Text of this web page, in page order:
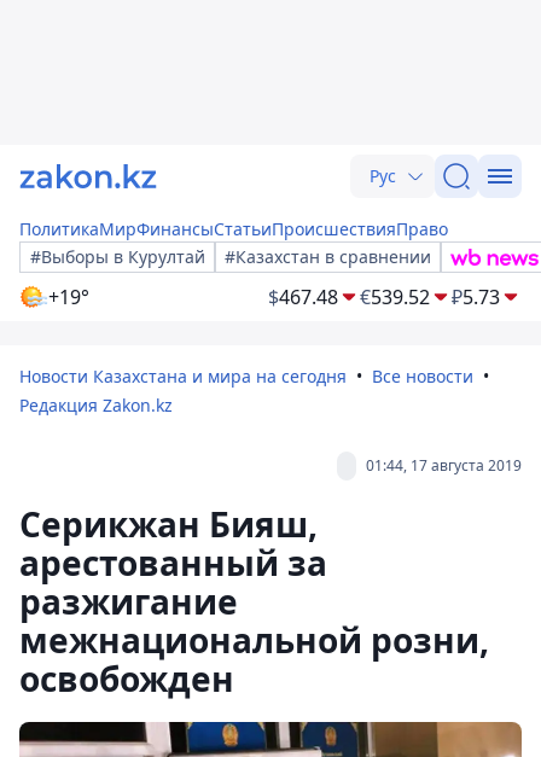
Рус
ПолитикаМирФинансыСтатьиПроисшествияПраво
#Выборы в Курултай
#Казахстан в сравнении
+19° $467.48 €539.52 ₽5.73
Новости Казахстана и мира на сегодня
Все новости
Редакция Zakon.kz
01:44, 17 августа 2019
Серикжан Бияш,
арестованный за
разжигание
межнациональной розни,
освобожден